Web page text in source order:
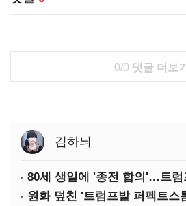
0/0 댓글 더보기
김하늬
80세 생일에 '종전 합의'…트럼
원화 덮친 '트럼프발 퍼펙트